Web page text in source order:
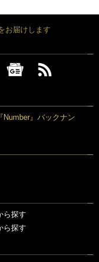
お届けします
Number』バックナン
ら探す
ら探す